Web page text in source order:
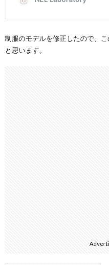
制服のモデルを修正したので、
と思います。